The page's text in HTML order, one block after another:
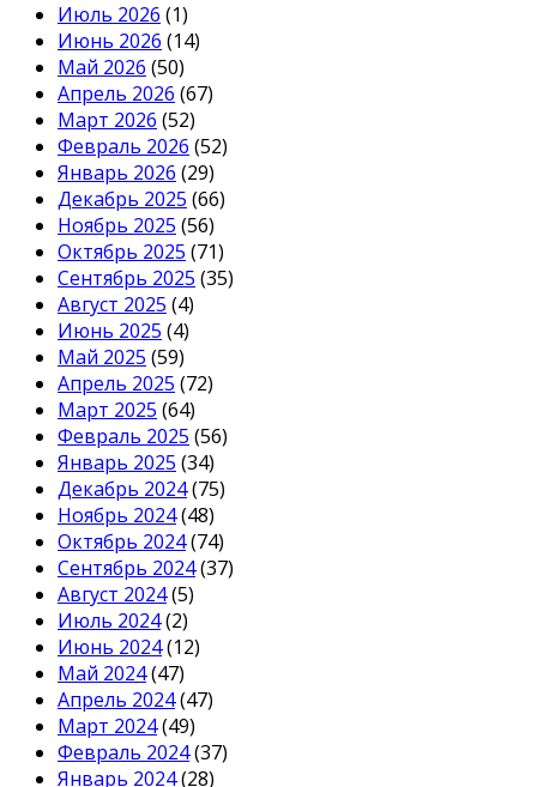
Июль 2026 (1)
Июнь 2026 (14)
Май 2026 (50)
Апрель 2026 (67)
Март 2026 (52)
Февраль 2026 (52)
Январь 2026 (29)
Декабрь 2025 (66)
Ноябрь 2025 (56)
Октябрь 2025 (71)
Сентябрь 2025 (35)
Август 2025 (4)
Июнь 2025 (4)
Май 2025 (59)
Апрель 2025 (72)
Март 2025 (64)
Февраль 2025 (56)
Январь 2025 (34)
Декабрь 2024(75)
Ноябрь 2024(48)
Октябрь 2024(74)
Сентябрь 2024(37)
Август 2024(5)
Июль 2024(2)
Июнь 2024(12)
Май 2024(47)
Апрель 2024(47)
Март 2024(49)
Февраль 2024(37)
Январь 2024(28)